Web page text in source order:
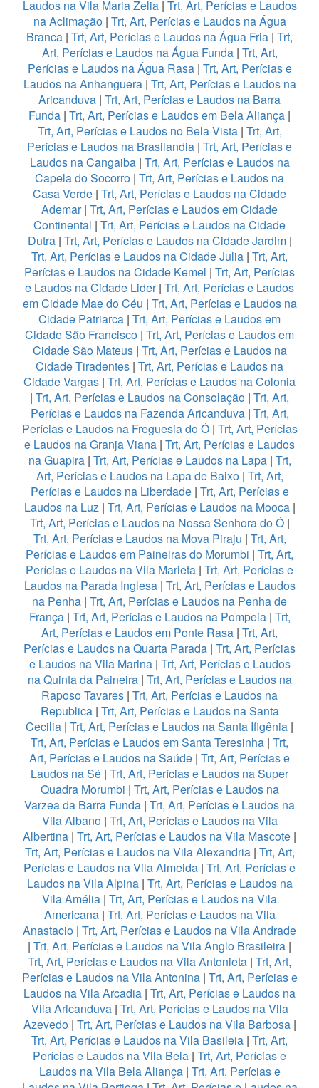
Laudos na Vila Maria Zelia| Trt, Art, Perícias e Laudos
na Aclimação| Trt, Art, Perícias e Laudos na Água
Branca | Trt, Art, Perícias e Laudos na Água Fria | Trt,
Art, Perícias e Laudos na Água Funda| Trt, Art,
Perícias e Laudos na Água Rasa | Trt, Art, Perícias e
Laudos na Anhanguera| Trt, Art, Perícias e Laudos na
Aricanduva | Trt, Art, Perícias e Laudos na Barra
Funda | Trt, Art, Perícias e Laudos em Bela Aliança |
Trt, Art, Perícias e Laudos no Bela Vista| Trt, Art,
Perícias e Laudos na Brasilandia | Trt, Art, Perícias e
Laudos na Cangaiba| Trt, Art, Perícias e Laudos na
Capela do Socorro | Trt, Art, Perícias e Laudos na
Casa Verde | Trt, Art, Perícias e Laudos na Cidade
Ademar| Trt, Art, Perícias e Laudos em Cidade
Continental | Trt, Art, Perícias e Laudos na Cidade
Dutra | Trt, Art, Perícias e Laudos na Cidade Jardim|
Trt, Art, Perícias e Laudos na Cidade Julia | Trt, Art,
Perícias e Laudos na Cidade Kemel | Trt, Art, Perícias
e Laudos na Cidade Lider| Trt, Art, Perícias e Laudos
em Cidade Mae do Céu | Trt, Art, Perícias e Laudos na
Cidade Patriarca | Trt, Art, Perícias e Laudos em
Cidade São Francisco | Trt, Art, Perícias e Laudos em
Cidade São Mateus| Trt, Art, Perícias e Laudos na
Cidade Tiradentes | Trt, Art, Perícias e Laudos na
Cidade Vargas | Trt, Art, Perícias e Laudos na Colonia
| Trt, Art, Perícias e Laudos na Consolação | Trt, Art,
Perícias e Laudos na Fazenda Aricanduva| Trt, Art,
Perícias e Laudos na Freguesia do Ó| Trt, Art, Perícias
e Laudos na Granja Viana | Trt, Art, Perícias e Laudos
na Guapira| Trt, Art, Perícias e Laudos na Lapa| Trt,
Art, Perícias e Laudos na Lapa de Baixo | Trt, Art,
Perícias e Laudos na Liberdade | Trt, Art, Perícias e
Laudos na Luz| Trt, Art, Perícias e Laudos na Mooca|
Trt, Art, Perícias e Laudos na Nossa Senhora do Ó|
Trt, Art, Perícias e Laudos na Mova Piraju | Trt, Art,
Perícias e Laudos em Paineiras do Morumbi | Trt, Art,
Perícias e Laudos na Vila Marieta | Trt, Art, Perícias e
Laudos na Parada Inglesa | Trt, Art, Perícias e Laudos
na Penha | Trt, Art, Perícias e Laudos na Penha de
França | Trt, Art, Perícias e Laudos na Pompeia| Trt,
Art, Perícias e Laudos em Ponte Rasa | Trt, Art,
Perícias e Laudos na Quarta Parada | Trt, Art, Perícias
e Laudos na Vila Marina| Trt, Art, Perícias e Laudos
na Quinta da Paineira| Trt, Art, Perícias e Laudos na
Raposo Tavares | Trt, Art, Perícias e Laudos na
Republica| Trt, Art, Perícias e Laudos na Santa
Cecilia | Trt, Art, Perícias e Laudos na Santa Ifigênia |
Trt, Art, Perícias e Laudos em Santa Teresinha | Trt,
Art, Perícias e Laudos na Saúde | Trt, Art, Perícias e
Laudos na Sé | Trt, Art, Perícias e Laudos na Super
Quadra Morumbi | Trt, Art, Perícias e Laudos na
Varzea da Barra Funda | Trt, Art, Perícias e Laudos na
Vila Albano| Trt, Art, Perícias e Laudos na Vila
Albertina | Trt, Art, Perícias e Laudos na Vila Mascote |
Trt, Art, Perícias e Laudos na Vila Alexandria| Trt, Art,
Perícias e Laudos na Vila Almeida | Trt, Art, Perícias e
Laudos na Vila Alpina | Trt, Art, Perícias e Laudos na
Vila Amélia | Trt, Art, Perícias e Laudos na Vila
Americana| Trt, Art, Perícias e Laudos na Vila
Anastacio | Trt, Art, Perícias e Laudos na Vila Andrade
| Trt, Art, Perícias e Laudos na Vila Anglo Brasileira |
Trt, Art, Perícias e Laudos na Vila Antonieta | Trt, Art,
Perícias e Laudos na Vila Antonina| Trt, Art, Perícias e
Laudos na Vila Arcadia | Trt, Art, Perícias e Laudos na
Vila Aricanduva| Trt, Art, Perícias e Laudos na Vila
Azevedo| Trt, Art, Perícias e Laudos na Vila Barbosa|
Trt, Art, Perícias e Laudos na Vila Basileia | Trt, Art,
Perícias e Laudos na Vila Bela | Trt, Art, Perícias e
Laudos na Vila Bela Aliança| Trt, Art, Perícias e